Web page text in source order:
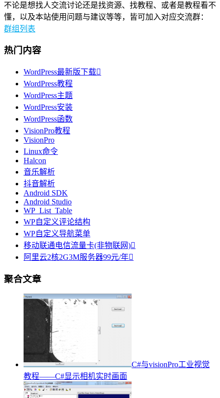
不论是想找人交流讨论还是找资源、找教程、或者是教程看不
懂，以及本站使用问题与建议等等，皆可加入对应交流群：
群组列表
热门内容
WordPress最新版下载
WordPress教程
WordPress主题
WordPress安装
WordPress函数
VisionPro教程
VisionPro
Linux命令
Halcon
音乐解析
抖音解析
Android SDK
Android Studio
WP_List_Table
WP自定义评论结构
WP自定义导航菜单
移动联通电信流量卡(非物联网)
阿里云2核2G3M服务器99元/年
聚合文章
C#与visionPro工业视觉
教程——C#显示相机实时画面